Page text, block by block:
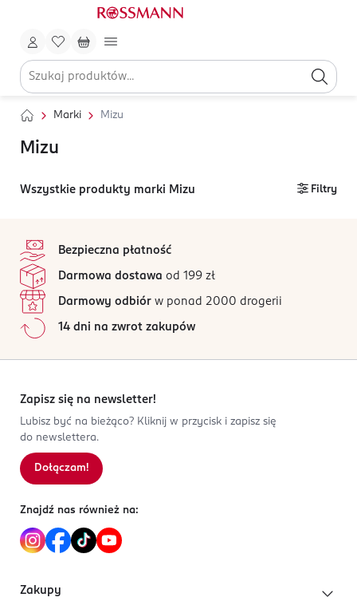
Marki Mizu
Mizu
Wszystkie produkty marki Mizu Filtry
Bezpieczna płatność
Darmowa dostawa od 199 zł
Darmowy odbiór w ponad 2000 drogerii
14 dni na zwrot zakupów
Zapisz się na newsletter!
Lubisz być na bieżąco? Kliknij w przycisk i zapisz się
do newslettera.
Dołączam!
Znajdź nas również na:
Zakupy